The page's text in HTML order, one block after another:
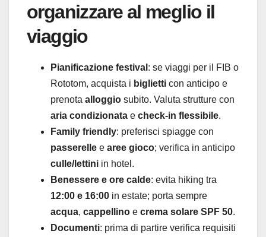
organizzare al meglio il
viaggio
Pianificazione festival : se viaggi per il FIB o
Rototom, acquista i biglietti con anticipo e
prenota alloggio subito. Valuta strutture con
aria condizionata e check-in flessibile.
Family friendly: preferisci spiagge con
passerelle e aree gioco; verifica in anticipo
culle/lettini in hotel.
Benessere e ore calde: evita hiking tra
12:00 e 16:00 in estate; porta sempre
acqua, cappellino e crema solare SPF 50.
Documenti: prima di partire verifica requisiti